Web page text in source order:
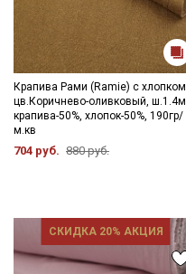
Крапива Рами (Ramie) с хлопком
цв.Коричнево-оливковый, ш.1.4м,
крапива-50%, хлопок-50%, 190гр/
м.кв
704 руб. 880 руб.
СКИДКА 20% АКЦИЯ